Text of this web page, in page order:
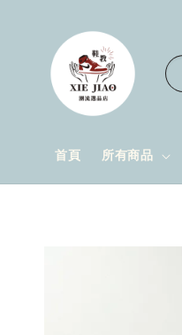
首頁 所有商品